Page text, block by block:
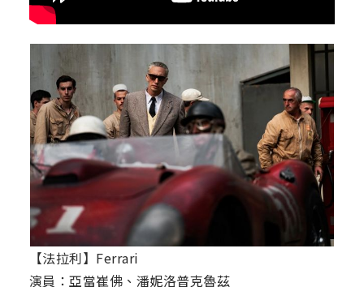
【法拉利】Ferrari
演員：亞當崔佛、潘妮洛普克魯茲